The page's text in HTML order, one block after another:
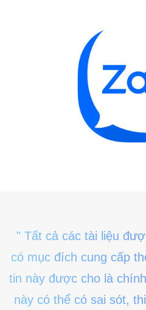
" Tất cả các tài liệu
có mục đích cung cấp
tin này được cho là
này có thể có sai sót,